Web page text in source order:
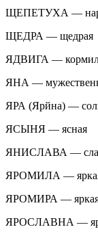
ЩЕПЕТУХА —
ЩЕДРА — щедрая
ЯДВИГА —
ЯНА —
ЯРА (Ярйна) —
ЯСЫНЯ — ясная
ЯНИСЛАВА —
ЯРОМИЛА —
ЯРОМИРА — яркая
ЯРОСЛАВНА —